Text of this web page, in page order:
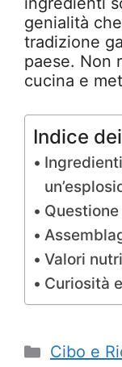
genialità
tradizione
paese. Non
cucina e
Indice
Valori
Curiosità
Cibo e